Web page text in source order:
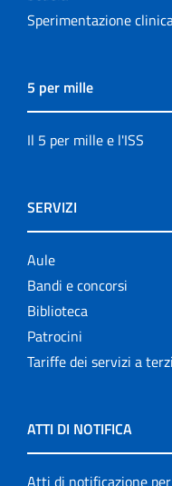
Sperimentazione
5 per mille
Il 5 per mille e l'ISS
SERVIZI
Aule
Bandi e concorsi
Biblioteca
Patrocini
Tariffe dei servizi a terzi
ATTI DI NOTIFICA
Atti di notificazione